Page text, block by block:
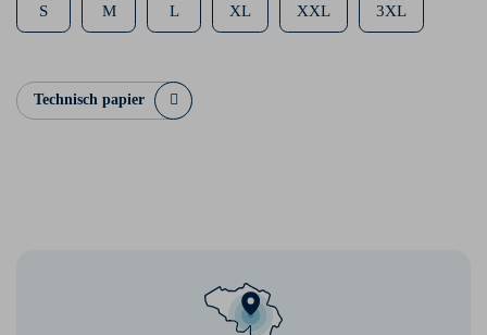
S M L XL XXL 3XL
Technisch papier